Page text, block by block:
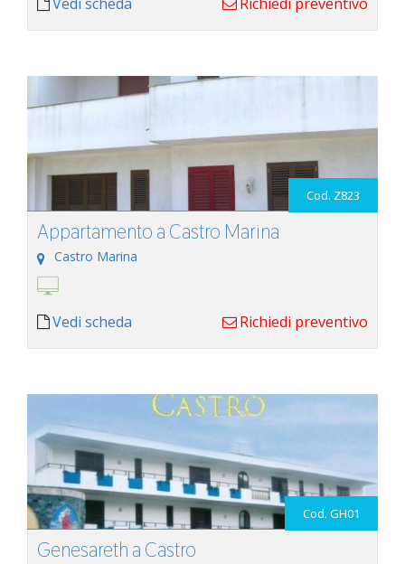
Cod. Z823
Appartamento a Castro Marina
Castro Marina
Vedi scheda Richiedi preventivo
Cod. GH01
Genesareth a Castro